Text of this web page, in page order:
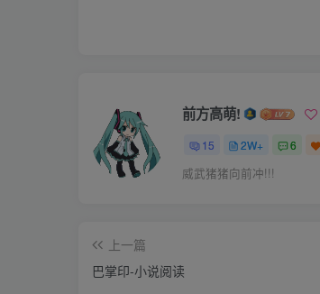
起扫炕笤帚，一把塞在他手里，
泪鼻涕糊的满脸都是，两条腿
媳妇的两瓣儿屁股上，二指宽的
来，便借着训斥媳妇的由头，停
的机会，张季红只顾得“呜呜”
气：明明刚才都给你使眼色了，
的，打死犟嘴的。”一点不假，
前方高萌!
15 2W+ 6
威武猪猪向前冲!!!
上一篇
巴掌印-小说阅读